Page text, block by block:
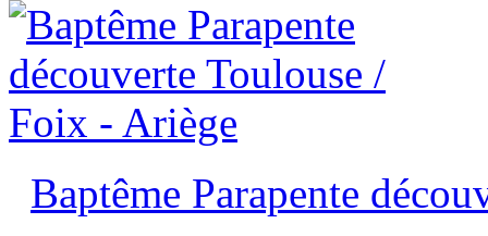
Baptême Parapente